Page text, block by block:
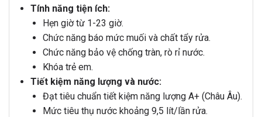
Tính năng tiện ích:
Hẹn giờ từ 1-23 giờ.
Chức năng báo mức muối và chất tẩy rửa.
Chức năng bảo vệ chống tràn, rò rỉ nước.
Khóa trẻ em.
Tiết kiệm năng lượng và nước:
Đạt tiêu chuẩn tiết kiệm năng lượng A+ (Châu Âu).
Mức tiêu thụ nước khoảng 9,5 lít/lần rửa.